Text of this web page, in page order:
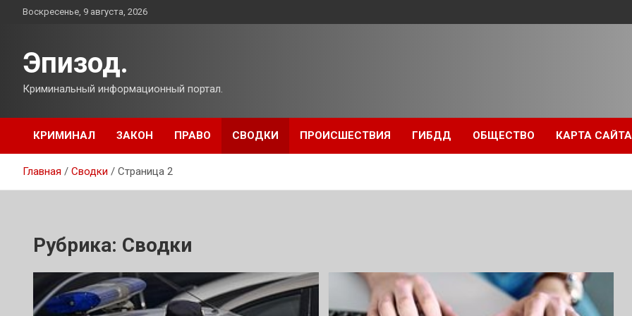
ПерейтиВоскресенье, 9 августа, 2026
Эпизод.
Криминальный информационный портал.
КРИМИНАЛ ЗАКОН ПРАВО СВОДКИ ПРОИСШЕСТВИЯ ГИБДД ОБЩЕСТВО КАРТА САЙТА
Главная Сводки Страница 2
Рубрика: Сводки